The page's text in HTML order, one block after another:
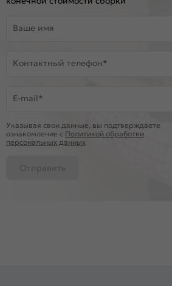
Ваше имя
Контактный телефон*
E-mail*
Указывая свои данные, вы подтверждаете
ознакомление c Политикой обработки
персональных данных
Отправить